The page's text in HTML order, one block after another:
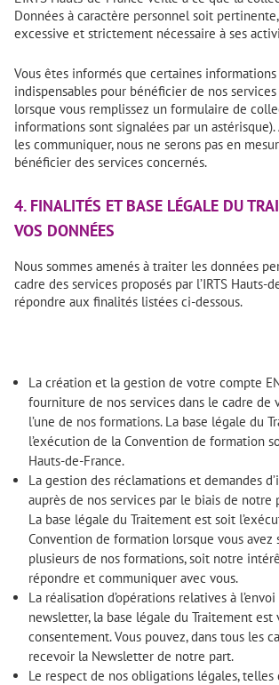
Données à caractère personnel soit
excessive et strictement nécessaire à ses
Vous êtes informés que certaines
indispensables pour bénéficier de nos
lorsque vous remplissez un formulaire de
informations sont signalées par un
les communiquer, nous ne serons pas en
bénéficier des services concernés.
4. FINALITÉS ET BASE LÉGALE DU
VOS DONNÉES
Nous sommes amenés à traiter les données
cadre des services proposés par l’IRTS Hauts-
répondre aux finalités listées ci-dessous.
La création et la gestion de votre compte
fourniture de nos services dans le cadre de
l’une de nos formations. La base légale du
l’exécution de la Convention de formation
Hauts-de-France.
La gestion des réclamations et demandes
auprès de nos services par le biais de notre
La base légale du Traitement est soit
Convention de formation lorsque vous avez
plusieurs de nos formations, soit notre
répondre et communiquer avec vous.
La réalisation d’opérations relatives à
newsletter, la base légale du Traitement est
consentement. Vous pouvez, dans tous les
recevoir la Newsletter de notre part.
Le respect de nos obligations légales, telles